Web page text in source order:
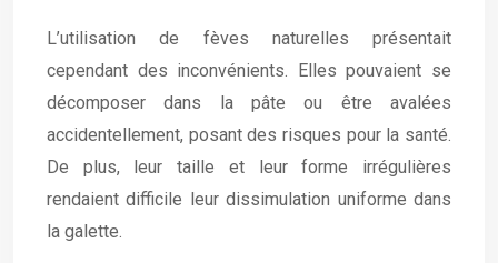
L’utilisation de fèves naturelles présentait
cependant des inconvénients. Elles pouvaient se
décomposer dans la pâte ou être avalées
accidentellement, posant des risques pour la santé.
De plus, leur taille et leur forme irrégulières
rendaient difficile leur dissimulation uniforme dans
la galette.